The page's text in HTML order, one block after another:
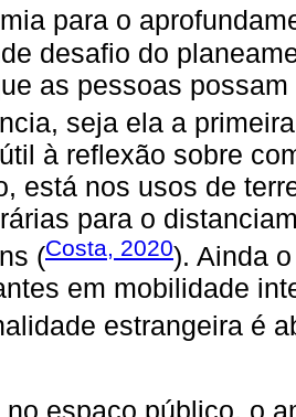
para o
desafio do
as pessoas
seja ela a
à reflexão sobre
está nos usos de
para o
(Costa, 2020). Ainda
em mobilidade
estrangeira é
no espaço público, o